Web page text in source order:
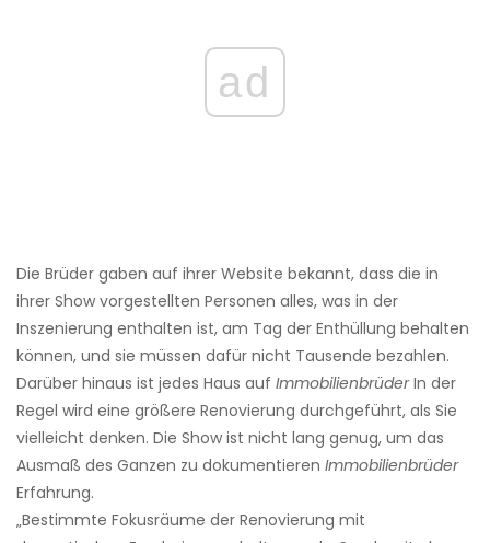
ad
Die Brüder gaben auf ihrer Website bekannt, dass die in
ihrer Show vorgestellten Personen alles, was in der
Inszenierung enthalten ist, am Tag der Enthüllung behalten
können, und sie müssen dafür nicht Tausende bezahlen.
Darüber hinaus ist jedes Haus auf ImmobilienbrüderIn der
Regel wird eine größere Renovierung durchgeführt, als Sie
vielleicht denken. Die Show ist nicht lang genug, um das
Ausmaß des Ganzen zu dokumentieren Immobilienbrüder
Erfahrung.
„Bestimmte Fokusräume der Renovierung mit